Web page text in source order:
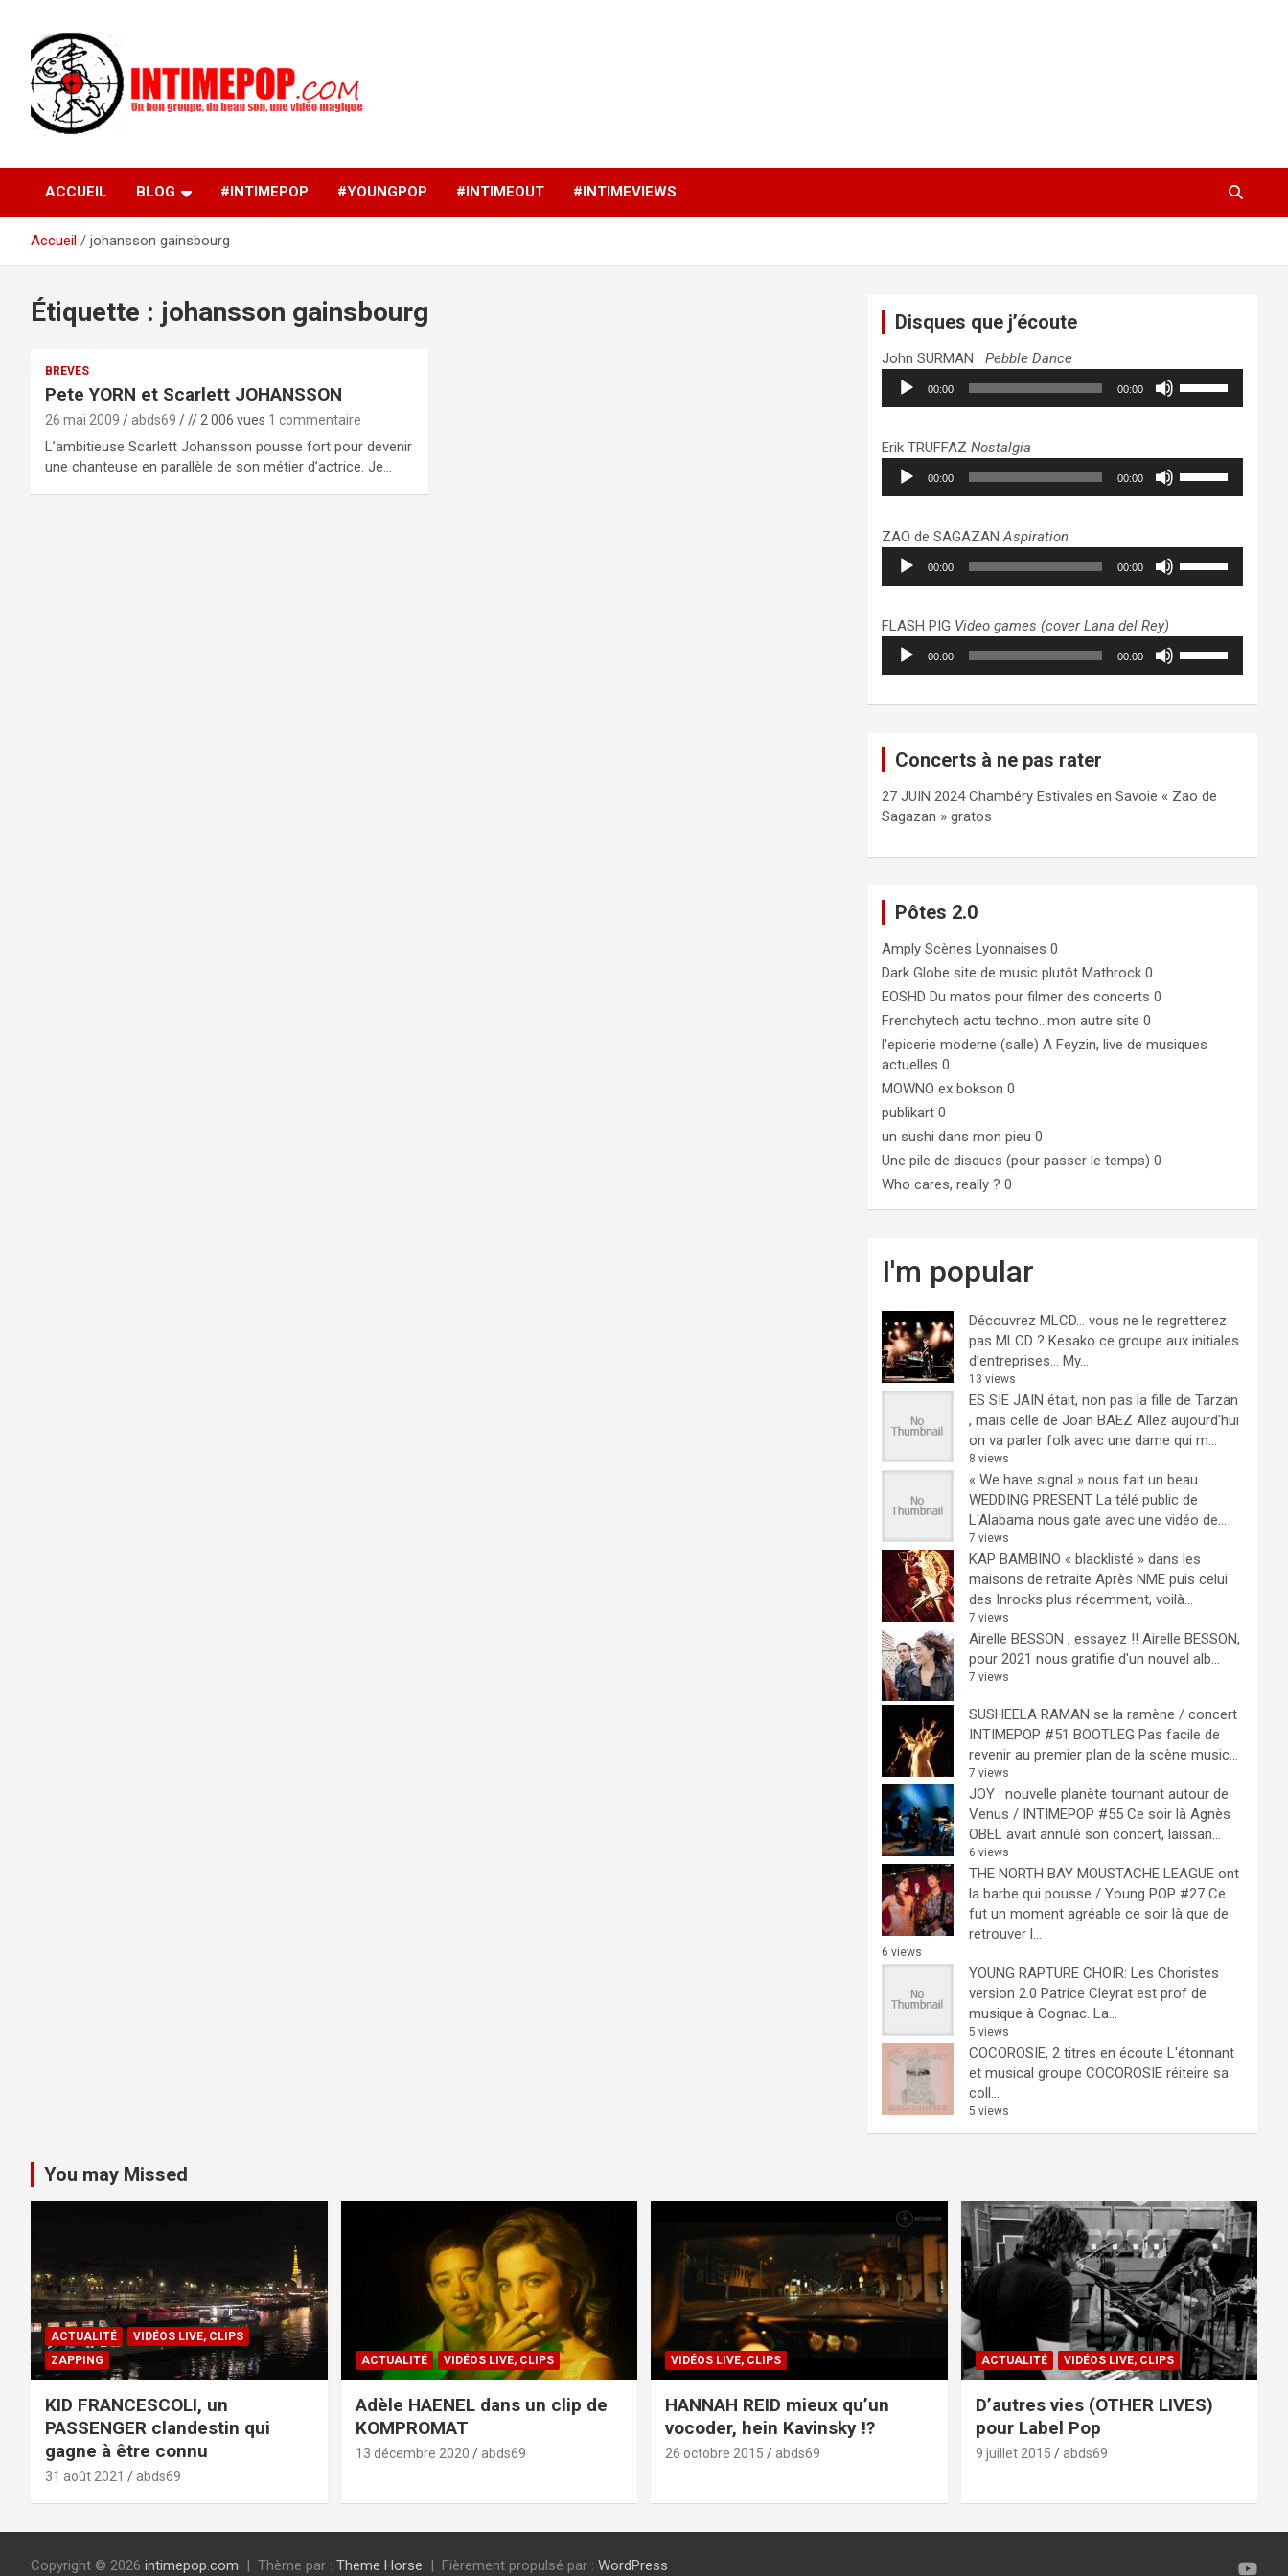
contenu
intimepop.com
musiques actuelles pop rock, post-rock, indé sur Lyon. rock pop
concert lyon
ACCUEIL BLOG #INTIMEPOP #YOUNGPOP #INTIMEOUT #INTIMEVIEWS
Accueil johansson gainsbourg
Étiquette : johansson gainsbourg
BREVES
Pete YORN et Scarlett JOHANSSON
26 mai 2009 abds69 // 2 006 vues 1 commentaire
L’ambitieuse Scarlett Johansson pousse fort pour devenir
une chanteuse en parallèle de son métier d’actrice. Je…
Disques que j’écoute
John SURMANPebble Dance
Lecteur
audio
00:00 00:00
pour
augmenter
ou
volume.
Erik TRUFFAZNostalgia
Lecteur
audio
00:00 00:00
pour
augmenter
ou
volume.
ZAO de SAGAZANAspiration
Lecteur
audio
00:00 00:00
pour
augmenter
ou
FLASH PIG Video games (cover Lana del Rey)
Lecteur
audio
00:00 00:00
haut/bas
le
Concerts à ne pas rater
27 JUIN 2024 Chambéry Estivales en Savoie « Zao de
Sagazan » gratos
Pôtes 2.0
Amply Scènes Lyonnaises 0
Dark Globe site de music plutôt Mathrock 0
EOSHD Du matos pour filmer des concerts 0
Frenchytech actu techno…mon autre site 0
l'epicerie moderne (salle) A Feyzin, live de musiques
actuelles 0
MOWNO ex bokson 0
publikart 0
un sushi dans mon pieu 0
Une pile de disques (pour passer le temps) 0
Who cares, really ? 0
I'm popular
Découvrez MLCD… vous ne le regretterez
pas MLCD ? Kesako ce groupe aux initiales
d’entreprises… My...
13 views
ES SIE JAIN était, non pas la fille de Tarzan
, mais celle de Joan BAEZ Allez aujourd'hui
on va parler folk avec une dame qui m...
8 views
« We have signal » nous fait un beau
WEDDING PRESENT La télé public de
L'Alabama nous gate avec une vidéo de...
7 views
KAP BAMBINO « blacklisté » dans les
maisons de retraite Après NME puis celui
des Inrocks plus récemment, voilà...
7 views
Airelle BESSON , essayez !! Airelle BESSON,
pour 2021 nous gratifie d'un nouvel alb...
7 views
SUSHEELA RAMAN se la ramène / concert
INTIMEPOP #51 BOOTLEG Pas facile de
revenir au premier plan de la scène music...
7 views
JOY : nouvelle planète tournant autour de
Venus / INTIMEPOP #55 Ce soir là Agnès
OBEL avait annulé son concert, laissan...
6 views
THE NORTH BAY MOUSTACHE LEAGUE ont
la barbe qui pousse / Young POP #27 Ce
fut un moment agréable ce soir là que de
retrouver l...
6 views
YOUNG RAPTURE CHOIR: Les Choristes
version 2.0 Patrice Cleyrat est prof de
musique à Cognac. La...
5 views
COCOROSIE, 2 titres en écoute L'étonnant
et musical groupe COCOROSIE réiteire sa
coll...
5 views
You may Missed
ACTUALITÉ
VIDÉOS LIVE, CLIPS
ZAPPING
KID FRANCESCOLI, un
PASSENGER clandestin qui
gagne à être connu
31 août 2021 abds69
ACTUALITÉ VIDÉOS LIVE, CLIPS
Adèle HAENEL dans un clip de
KOMPROMAT
13 décembre 2020 abds69
VIDÉOS LIVE, CLIPS
HANNAH REID mieux qu’un
vocoder, hein Kavinsky !?
26 octobre 2015 abds69
ACTUALITÉ VIDÉOS LIVE, CLIPS
D’autres vies (OTHER LIVES)
pour Label Pop
9 juillet 2015 abds69
Copyright © 2026 intimepop.com Thème par : Theme Horse Fièrement propulsé par : WordPress